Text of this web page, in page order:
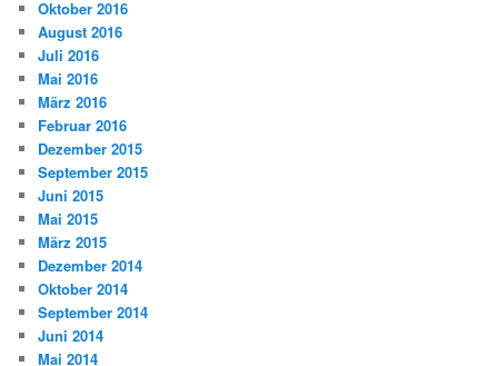
Oktober 2016
August 2016
Juli 2016
Mai 2016
März 2016
Februar 2016
Dezember 2015
September 2015
Juni 2015
Mai 2015
März 2015
Dezember 2014
Oktober 2014
September 2014
Juni 2014
Mai 2014